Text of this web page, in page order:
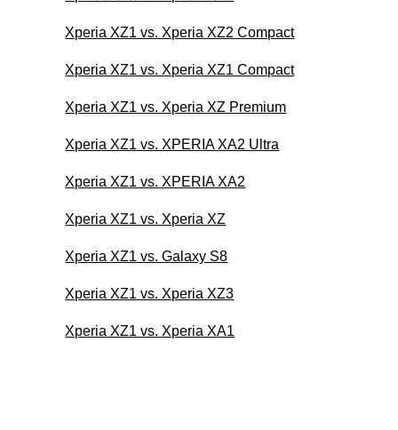
Xperia XZ1 vs. Xperia XZ2 Compact
Xperia XZ1 vs. Xperia XZ1 Compact
Xperia XZ1 vs. Xperia XZ Premium
Xperia XZ1 vs. XPERIA XA2 Ultra
Xperia XZ1 vs. XPERIA XA2
Xperia XZ1 vs. Xperia XZ
Xperia XZ1 vs. Galaxy S8
Xperia XZ1 vs. Xperia XZ3
Xperia XZ1 vs. Xperia XA1